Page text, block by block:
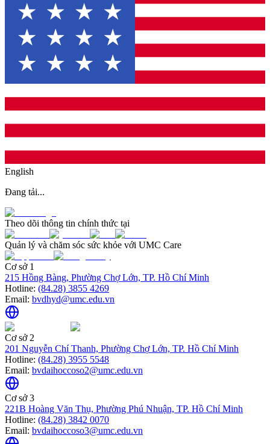
English
Đang tải...
Theo dõi thông tin chính thức tại
Quản lý và chăm sóc sức khỏe với UMC Care
Cơ sở 1
215 Hồng Bàng, Phường Chợ Lớn, TP. Hồ Chí Minh
Hotline: (84.28) 3855 4269
Email: bvdhyd@umc.edu.vn
Cơ sở 2
201 Nguyễn Chí Thanh, Phường Chợ Lớn, TP. Hồ Chí Minh
Hotline: (84.28) 3955 5548
Email: bvdaihoccoso2@umc.edu.vn
Cơ sở 3
221B Hoàng Văn Thụ, Phường Phú Nhuận, TP. Hồ Chí Minh
Hotline: (84.28) 3842 0070
Email: bvdaihoccoso3@umc.edu.vn